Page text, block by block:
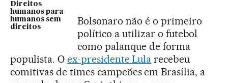
Direitos
humanos para
humanos sem
direitos
Bolsonaro não é o primeiro
político a utilizar o futebol
como palanque de forma
populista. O ex-presidente Lula recebeu
comitivas de times campeões em Brasília, a